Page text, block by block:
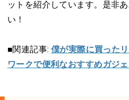
ットを紹介しています。是非
い！
■関連記事: 僕が実際に買った
ワークで便利なおすすめガジ